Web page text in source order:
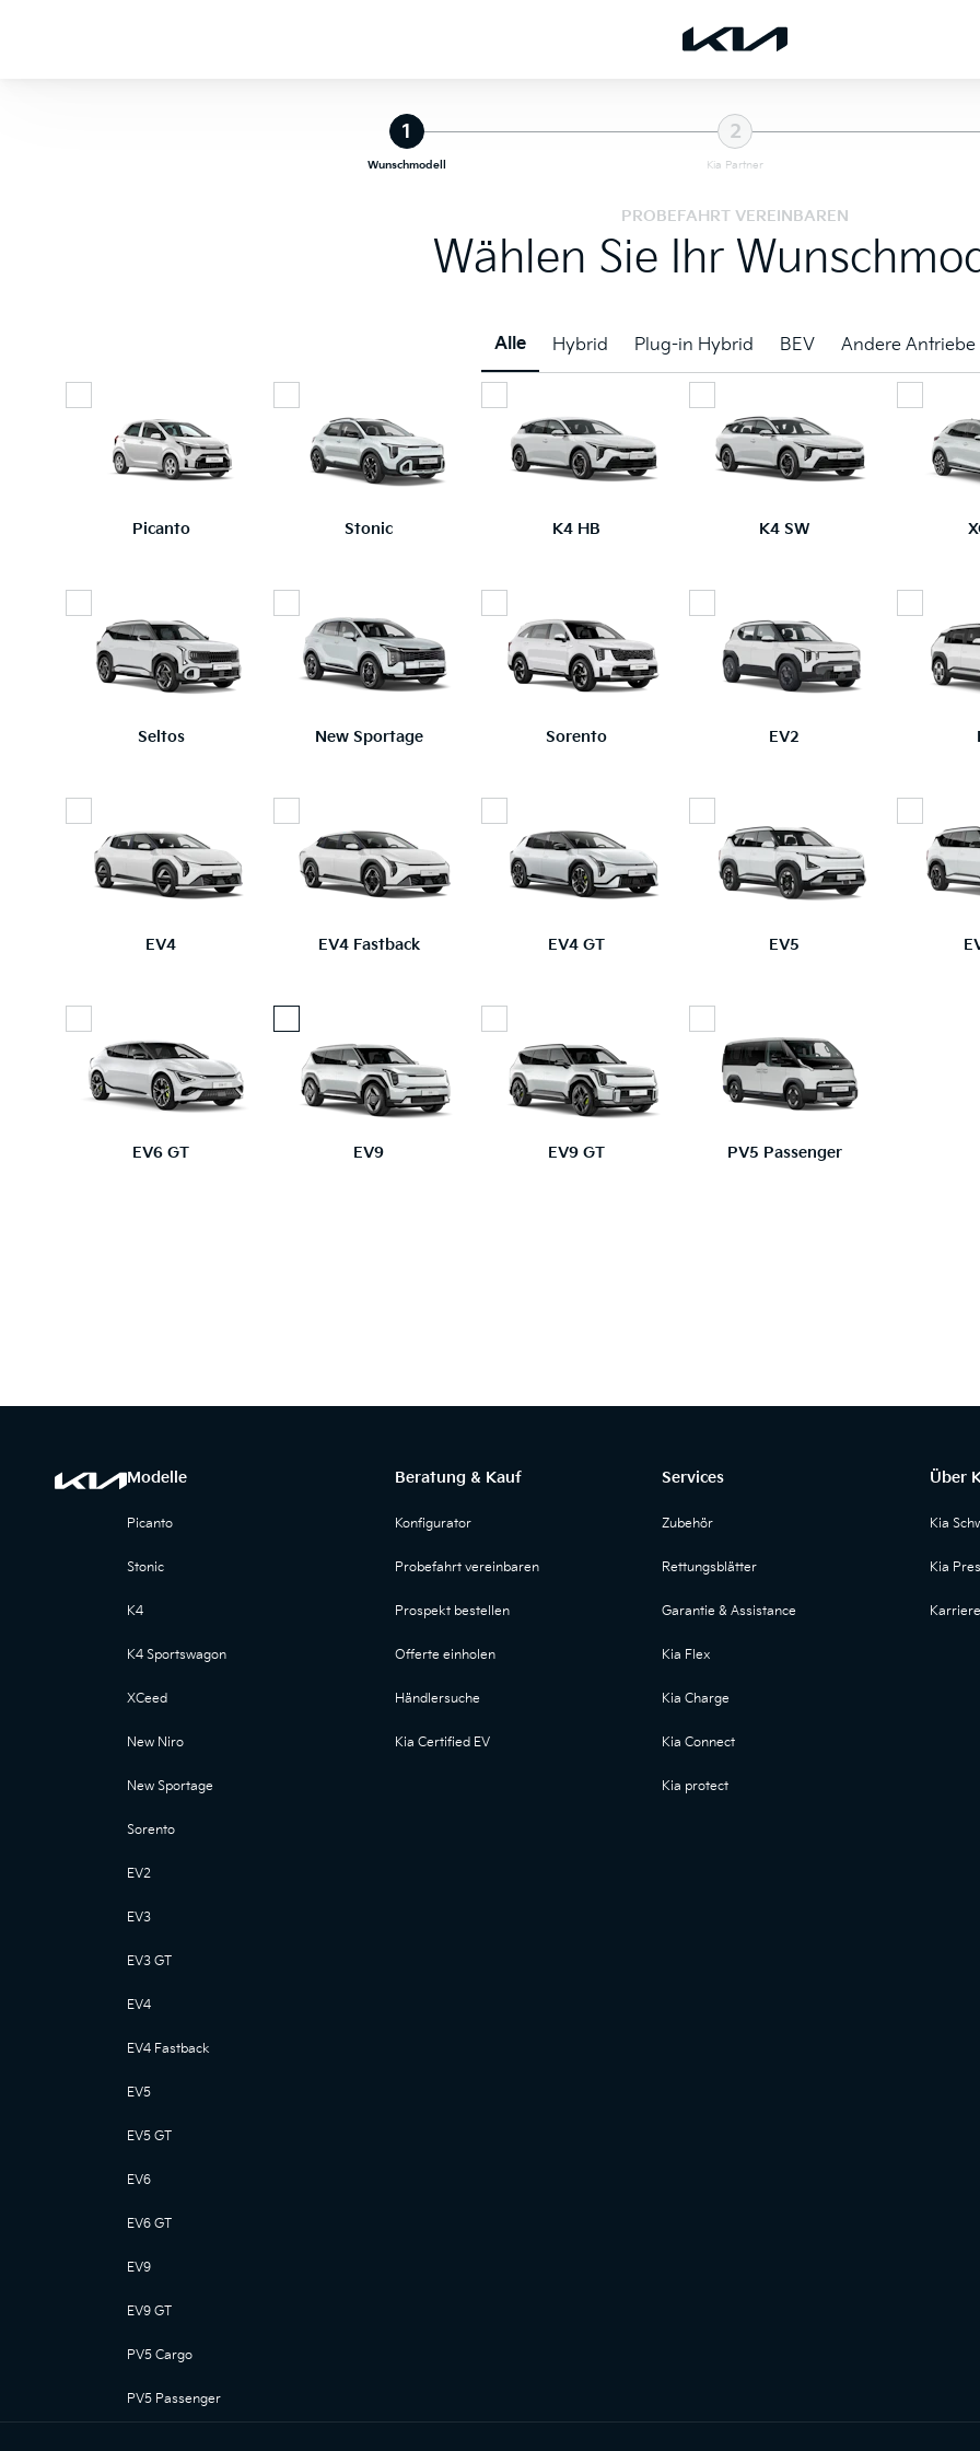
1
Wunschmodell
2
Kia Partner
PROBEFAHRT VEREINBAREN
Wählen Sie Ihr
Alle Hybrid Plug-in Hybrid BEV Andere Antriebe
Picanto Stonic K4 HB K4 SW
Seltos New Sportage Sorento EV2
EV4 EV4 Fastback EV4 GT EV5
EV6 GT EV9 EV9 GT PV5 Passenger
Modelle
Picanto
Stonic
K4
K4 Sportswagon
XCeed
New Niro
New Sportage
Sorento
EV2
EV3
EV3 GT
EV4
EV4 Fastback
EV5
EV5 GT
EV6
EV6 GT
EV9
EV9 GT
PV5 Cargo
PV5 Passenger
Beratung & Kauf
Konfigurator
Probefahrt vereinbaren
Prospekt bestellen
Offerte einholen
Händlersuche
Kia Certified EV
Services
Zubehör
Rettungsblätter
Garantie & Assistance
Kia Flex
Kia Charge
Kia Connect
Kia protect
Über
Kia
Kia
Karriere